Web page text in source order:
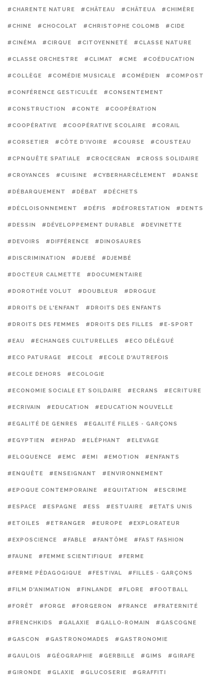
#CHARENTE NATURE #CHÂTEAU #CHÂTEUA #CHIMÈRE
#CHINE #CHOCOLAT #CHRISTOPHE COLOMB #CIDE
#CINÉMA #CIRQUE #CITOYENNETÉ #CLASSE NATURE
#CLASSE ORCHESTRE #CLIMAT #CME #COÉDUCATION
#COLLÈGE #COMÉDIE MUSICALE #COMÉDIEN #COMPOST
#CONFÉRENCE GESTICULÉE #CONSENTEMENT
#CONSTRUCTION #CONTE #COOPÉRATION
#COOPÉRATIVE #COOPÉRATIVE SCOLAIRE #CORAIL
#CORSETIER #CÔTE D'IVOIRE #COURSE #COUSTEAU
#CPNQUÊTE SPATIALE #CROCECRAN #CROSS SOLIDAIRE
#CROYANCES #CUISINE #CYBERHARCÈLEMENT #DANSE
#DÉBARQUEMENT #DÉBAT #DÉCHETS
#DÉCLOISONNEMENT #DÉFIS #DÉFORESTATION #DENTS
#DESSIN #DÉVELOPPEMENT DURABLE #DEVINETTE
#DEVOIRS #DIFFÉRENCE #DINOSAURES
#DISCRIMINATION #DJEBÉ #DJEMBÉ
#DOCTEUR CALMETTE #DOCUMENTAIRE
#DOROTHÉE VOLUT #DOUBLEUR #DROGUE
#DROITS DE L'ENFANT #DROITS DES ENFANTS
#DROITS DES FEMMES #DROITS DES FILLES #E-SPORT
#EAU #ECHANGES CULTURELLES #ECO DÉLÉGUÉ
#ECO PATURAGE #ECOLE #ECOLE D'AUTREFOIS
#ECOLE DEHORS #ECOLOGIE
#ECONOMIE SOCIALE ET SOILDAIRE #ECRANS #ECRITURE
#ECRIVAIN #EDUCATION #EDUCATION NOUVELLE
#EGALITÉ DE GENRES #EGALITÉ FILLES - GARÇONS
#EGYPTIEN #EHPAD #ELÉPHANT #ELEVAGE
#ELOQUENCE #EMC #EMI #EMOTION #ENFANTS
#ENQUÊTE #ENSEIGNANT #ENVIRONNEMENT
#EPOQUE CONTEMPORAINE #EQUITATION #ESCRIME
#ESPACE #ESPAGNE #ESS #ESTUAIRE #ETATS UNIS
#ETOILES #ETRANGER #EUROPE #EXPLORATEUR
#EXPOSCIENCE #FABLE #FANTÔME #FAST FASHION
#FAUNE #FEMME SCIENTIFIQUE #FERME
#FERME PÉDAGOGIQUE #FESTIVAL #FILLES - GARÇONS
#FILM D'ANIMATION #FINLANDE #FLORE #FOOTBALL
#FORÊT #FORGE #FORGERON #FRANCE #FRATERNITÉ
#FRENCHKIDS #GALAXIE #GALLO-ROMAIN #GASCOGNE
#GASCON #GASTRONOMADES #GASTRONOMIE
#GAULOIS #GÉOGRAPHIE #GERBILLE #GIMS #GIRAFE
#GIRONDE #GLAXIE #GLUCOSERIE #GRAFFITI